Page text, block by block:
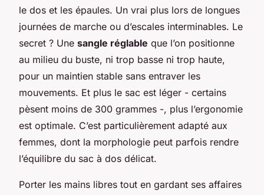
le dos et les épaules. Un vrai plus lors de longues
journées de marche ou d’escales interminables. Le
secret ? Une sangle réglable que l’on positionne
au milieu du buste, ni trop basse ni trop haute,
pour un maintien stable sans entraver les
mouvements. Et plus le sac est léger - certains
pèsent moins de 300 grammes -, plus l’ergonomie
est optimale. C’est particulièrement adapté aux
femmes, dont la morphologie peut parfois rendre
l’équilibre du sac à dos délicat.
Porter les mains libres tout en gardant ses affaires